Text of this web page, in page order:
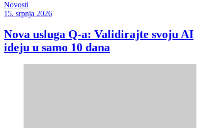
Novosti
15. srpnja 2026
Nova usluga Q-a: Validirajte svoju AI
ideju u samo 10 dana